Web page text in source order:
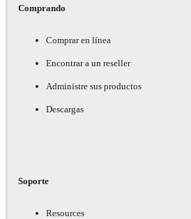
Comprando
Comprar en línea
Encontrar a un reseller
Administre sus productos
Descargas
Soporte
Resources